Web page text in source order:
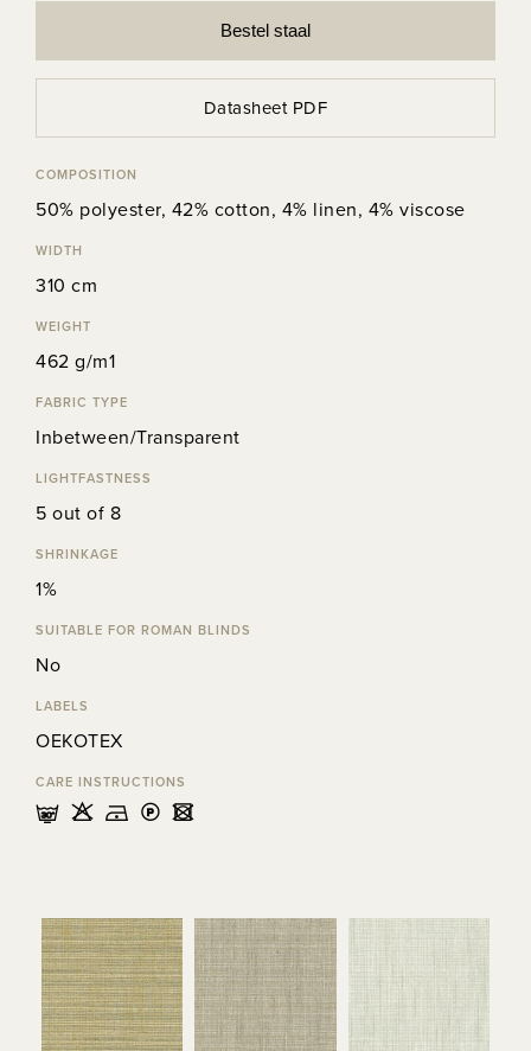
Bestel staal
Datasheet PDF
COMPOSITION
50% polyester, 42% cotton, 4% linen, 4% viscose
WIDTH
310 cm
WEIGHT
462 g/m1
FABRIC TYPE
Inbetween/Transparent
LIGHTFASTNESS
5 out of 8
SHRINKAGE
1%
SUITABLE FOR ROMAN BLINDS
No
LABELS
OEKOTEX
CARE INSTRUCTIONS
mHDLU